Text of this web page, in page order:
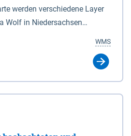
vor erhöhten Tiden, vor allem
bestimmt sind (§2 Abs.3
durch Widmung, die
Verordnung ausspricht.
werden verschiedene Layer
Wolf in Niedersachsen
Wolfsterritorien im
WMS